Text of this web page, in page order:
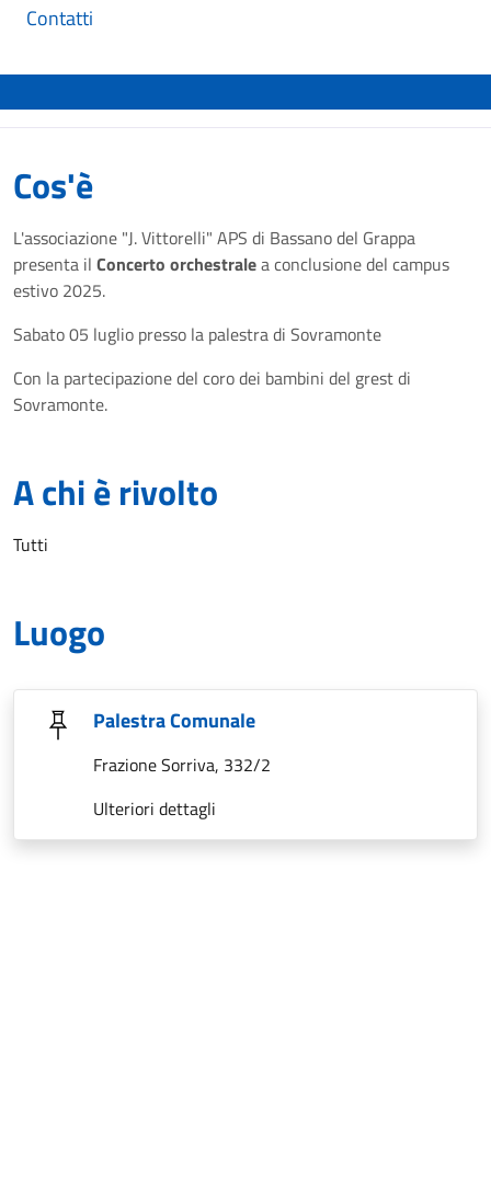
Contatti
Cos'è
L'associazione "J. Vittorelli" APS di Bassano del Grappa
presenta il Concerto orchestralea conclusione del campus
estivo 2025.
Sabato 05 luglio presso la palestra di Sovramonte
Con la partecipazione del coro dei bambini del grest di
Sovramonte.
A chi è rivolto
Tutti
Luogo
Palestra Comunale
Frazione Sorriva, 332/2
Ulteriori dettagli